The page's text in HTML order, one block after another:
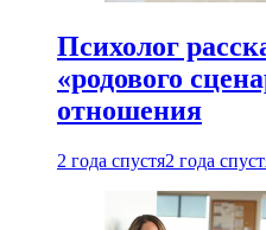
Психолог
«родового
отношения
2 года спустя2 года